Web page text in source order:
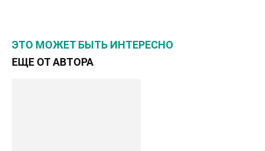
ЭТО МОЖЕТ БЫТЬ ИНТЕРЕСНО
ЕЩЕ ОТ АВТОРА